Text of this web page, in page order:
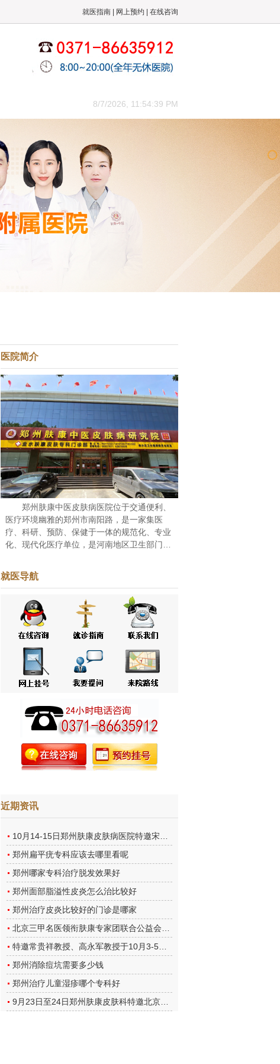
就医指南 网上预约 在线咨询
8/7/2026, 11:54:40 PM
医院简介
郑州肤康中医皮肤病医院位于交通便利、
医疗环境幽雅的郑州市南阳路，是一家集医
疗、科研、预防、保健于一体的规范化、专业
化、现代化医疗单位，是河南地区卫生部门批
于白癜风、牛皮癣等皮肤病的研究和治疗。随
着改革...[点击阅读]
就医导航
近期资讯
郑州扁平疣专科应该去哪里看呢
郑州哪家专科治疗脱发效果好
郑州面部脂溢性皮炎怎么治比较好
郑州治疗皮炎比较好的门诊是哪家
郑州消除痘坑需要多少钱
郑州治疗儿童湿疹哪个专科好